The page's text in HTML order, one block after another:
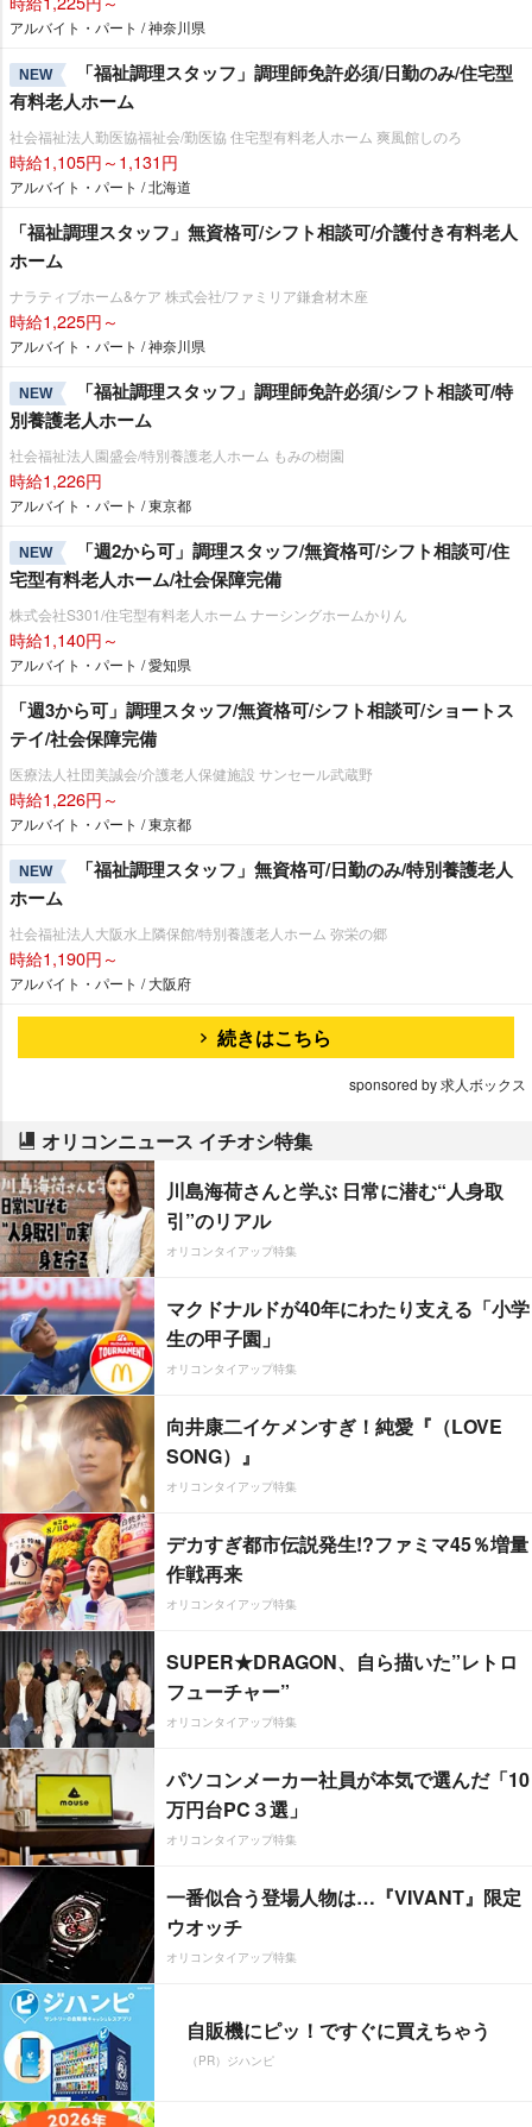
アルバイト・パート / 神奈川県
NEW
「福祉調理スタッフ」調理師免許必須/日勤のみ/住宅型
有料老人ホーム
社会福祉法人勤医協福祉会/勤医協 住宅型有料老人ホーム 爽風館しのろ
時給1,105円～1,131円
アルバイト・パート / 北海道
「福祉調理スタッフ」無資格可/シフト相談可/介護付き有料老人
ホーム
ナラティブホーム&ケア 株式会社/ファミリア鎌倉材木座
時給1,225円～
アルバイト・パート / 神奈川県
NEW
「福祉調理スタッフ」調理師免許必須/シフト相談可/特
別養護老人ホーム
社会福祉法人園盛会/特別養護老人ホーム もみの樹園
時給1,226円
アルバイト・パート / 東京都
NEW
「週2から可」調理スタッフ/無資格可/シフト相談可/住
宅型有料老人ホーム/社会保障完備
株式会社S301/住宅型有料老人ホーム ナーシングホームかりん
時給1,140円～
アルバイト・パート / 愛知県
「週3から可」調理スタッフ/無資格可/シフト相談可/ショートス
テイ/社会保障完備
医療法人社団美誠会/介護老人保健施設 サンセール武蔵野
時給1,226円～
アルバイト・パート / 東京都
NEW
「福祉調理スタッフ」無資格可/日勤のみ/特別養護老人
ホーム
社会福祉法人大阪水上隣保館/特別養護老人ホーム 弥栄の郷
時給1,190円～
アルバイト・パート / 大阪府
続きはこちら
sponsored by 求人ボックス
オリコンニュース イチオシ特集
川島海荷さんと学ぶ 日常に潜む“人身取
引”のリアル
オリコンタイアップ特集
マクドナルドが40年にわたり支える「小学
生の甲子園」
オリコンタイアップ特集
向井康二イケメンすぎ！純愛『（LOVE
SONG）』
オリコンタイアップ特集
デカすぎ都市伝説発生!?ファミマ45％増量
作戦再来
オリコンタイアップ特集
SUPER★DRAGON、自ら描いた”レトロ
フューチャー”
オリコンタイアップ特集
パソコンメーカー社員が本気で選んだ「10
万円台PC３選」
オリコンタイアップ特集
一番似合う登場人物は…『VIVANT』限定
ウオッチ
オリコンタイアップ特集
自販機にピッ！ですぐに買えちゃう
（PR）ジハンピ